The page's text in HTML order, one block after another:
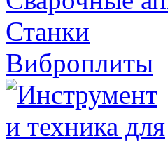
Станки
Виброплиты